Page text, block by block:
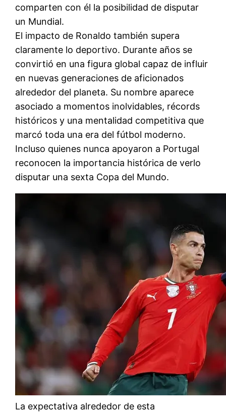
comparten con él la posibilidad de disputar
un Mundial.
El impacto de Ronaldo también supera
claramente lo deportivo. Durante años se
convirtió en una figura global capaz de influir
en nuevas generaciones de aficionados
alrededor del planeta. Su nombre aparece
asociado a momentos inolvidables, récords
históricos y una mentalidad competitiva que
marcó toda una era del fútbol moderno.
Incluso quienes nunca apoyaron a Portugal
reconocen la importancia histórica de verlo
disputar una sexta Copa del Mundo.
La expectativa alrededor de esta